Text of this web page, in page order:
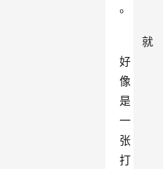
。
就
好
像
是
一
张
打